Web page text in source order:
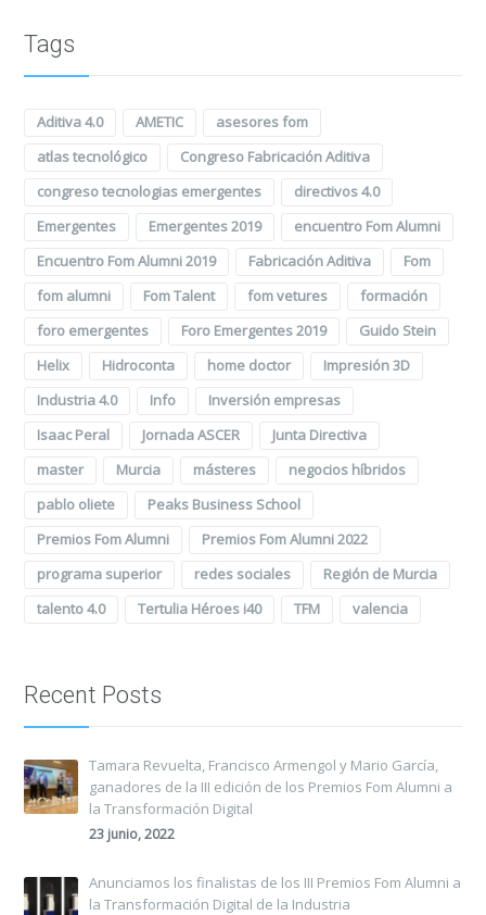
Tags
Aditiva 4.0 AMETIC
asesores fom
atlas tecnológico
Congreso Fabricación Aditiva
congreso tecnologias emergentes
directivos 4.0
Emergentes
Emergentes 2019
encuentro Fom Alumni
Encuentro Fom Alumni 2019
Fabricación Aditiva
Fom
fom alumni
Fom Talent fom vetures
formación
foro emergentes
Foro Emergentes 2019
Guido Stein
Helix
Hidroconta home doctor
Impresión 3D
Industria 4.0
Info
Inversión empresas
Isaac Peral
Jornada ASCER
Junta Directiva
master
Murcia másteres
negocios híbridos
pablo oliete
Peaks Business School
Premios Fom Alumni
Premios Fom Alumni 2022
programa superior
redes sociales
Región de Murcia
talento 4.0
Tertulia Héroes i40 TFM valencia
Recent Posts
Tamara Revuelta, Francisco Armengol y Mario García,
ganadores de la III edición de los Premios Fom Alumni a
la Transformación Digital
23 junio, 2022
Anunciamos los finalistas de los III Premios Fom Alumni a
la Transformación Digital de la Industria